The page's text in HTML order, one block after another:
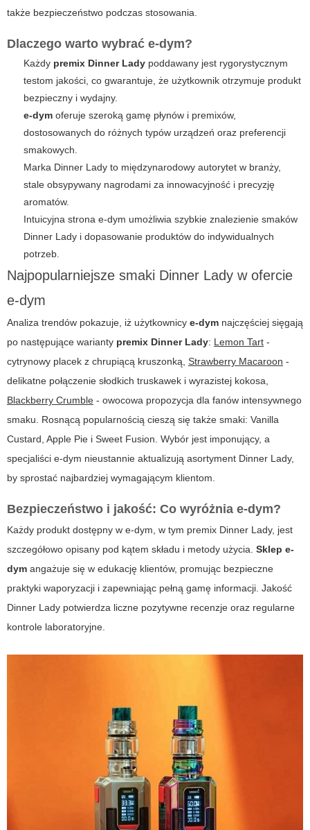
także bezpieczeństwo podczas stosowania.
Dlaczego warto wybrać e-dym?
Każdy premix Dinner Lady poddawany jest rygorystycznym
testom jakości, co gwarantuje, że użytkownik otrzymuje produkt
bezpieczny i wydajny.
e-dym oferuje szeroką gamę płynów i premixów,
dostosowanych do różnych typów urządzeń oraz preferencji
smakowych.
Marka Dinner Lady to międzynarodowy autorytet w branży,
stale obsypywany nagrodami za innowacyjność i precyzję
aromatów.
Intuicyjna strona e-dym umożliwia szybkie znalezienie smaków
Dinner Lady i dopasowanie produktów do indywidualnych
potrzeb.
Najpopularniejsze smaki Dinner Lady w ofercie
e-dym
Analiza trendów pokazuje, iż użytkownicy e-dym najczęściej sięgają
po następujące warianty premix Dinner Lady: Lemon Tart -
cytrynowy placek z chrupiącą kruszonką, Strawberry Macaroon -
delikatne połączenie słodkich truskawek i wyrazistej kokosa,
Blackberry Crumble - owocowa propozycja dla fanów intensywnego
smaku. Rosnącą popularnością cieszą się także smaki: Vanilla
Custard, Apple Pie i Sweet Fusion. Wybór jest imponujący, a
specjaliści e-dym nieustannie aktualizują asortyment Dinner Lady,
by sprostać najbardziej wymagającym klientom.
Bezpieczeństwo i jakość: Co wyróżnia e-dym?
Każdy produkt dostępny w e-dym, w tym premix Dinner Lady, jest
szczegółowo opisany pod kątem składu i metody użycia. Sklep e-
dym angażuje się w edukację klientów, promując bezpieczne
praktyki waporyzacji i zapewniając pełną gamę informacji. Jakość
Dinner Lady potwierdza liczne pozytywne recenzje oraz regularne
kontrole laboratoryjne.